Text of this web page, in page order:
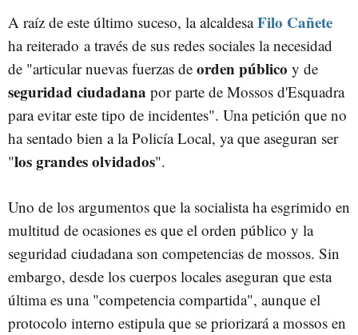
A raíz de este último suceso, la alcaldesaFilo Cañete
ha reiterado a través de sus redes sociales la necesidad
de "articular nuevas fuerzas de orden público y de
seguridad ciudadana por parte de Mossos d'Esquadra
para evitar este tipo de incidentes". Una petición que no
ha sentado bien a la Policía Local, ya que aseguran ser
"los grandes olvidados".
Uno de los argumentos que la socialista ha esgrimido en
multitud de ocasiones es que el orden público y la
seguridad ciudadana son competencias de mossos. Sin
embargo, desde los cuerpos locales aseguran que esta
última es una "competencia compartida", aunque el
protocolo interno estipula que se priorizará a mossos en